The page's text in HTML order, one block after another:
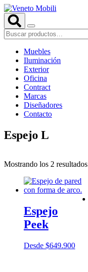
Saltar
al
contenido
Buscar
por:
Muebles
Iluminación
Exterior
Oficina
Contract
Marcas
Diseñadores
Contacto
Espejo L
Mostrando los 2 resultados
Espejo
Peek
Desde $649.900